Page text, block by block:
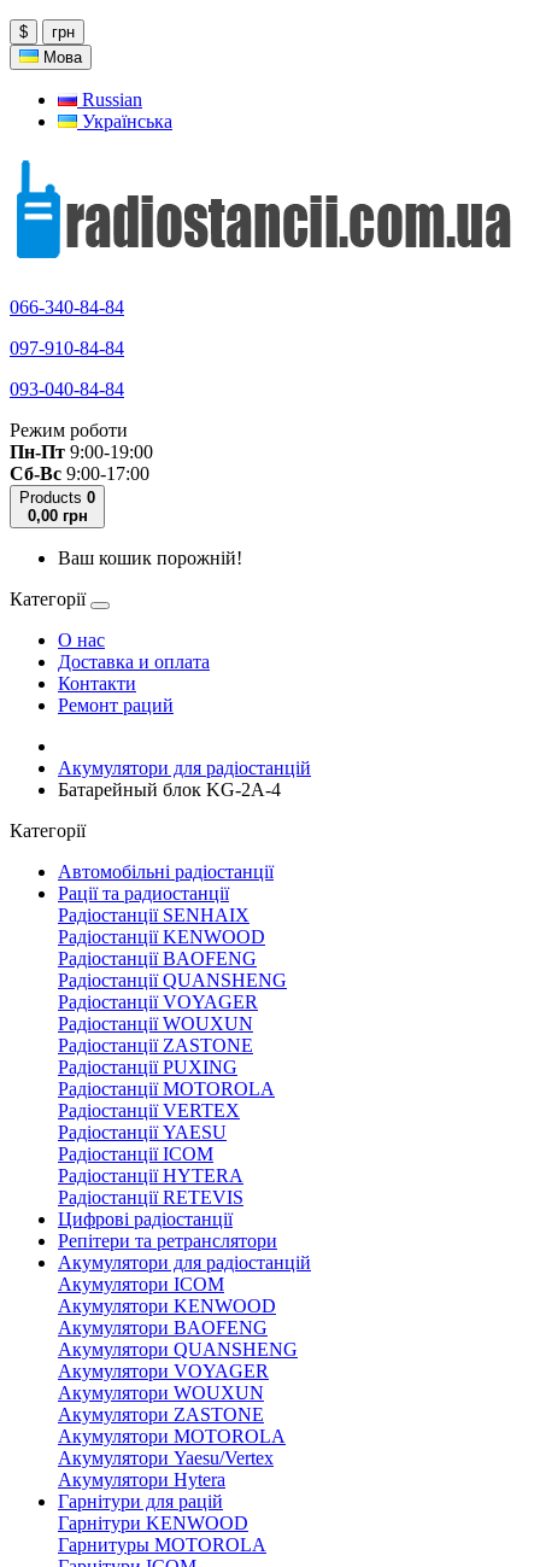
$
грн
Мова
Russian
Українська
066-340-84-84
097-910-84-84
093-040-84-84
Режим роботи
Пн-Пт 9:00-19:00
Сб-Вс 9:00-17:00
Products 0
0,00 грн
Ваш кошик порожній!
Категорії
О нас
Доставка и оплата
Контакти
Ремонт раций
Акумулятори для радіостанцій
Батарейный блок KG-2A-4
Категорії
Автомобільні радіостанції
Рації та радиостанції
Радіостанції SENHAIX
Радіостанції KENWOOD
Радіостанції BAOFENG
Радіостанції QUANSHENG
Радіостанції VOYAGER
Радіостанції WOUXUN
Радіостанції ZASTONE
Радіостанції PUXING
Радіостанції MOTOROLA
Радіостанції VERTEX
Радіостанції YAESU
Радіостанції ICOM
Радіостанції HYTERA
Радіостанції RETEVIS
Цифрові радіостанції
Репітери та ретранслятори
Акумулятори для радіостанцій
Акумулятори ICOM
Акумулятори KENWOOD
Акумулятори BAOFENG
Акумулятори QUANSHENG
Акумулятори VOYAGER
Акумулятори WOUXUN
Акумулятори ZASTONE
Акумулятори MOTOROLA
Акумулятори Yaesu/Vertex
Акумулятори Hytera
Гарнітури для рацій
Гарнітури KENWOOD
Гарнитуры MOTOROLA